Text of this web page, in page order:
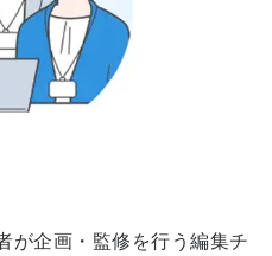
が企画・監修を行う編集チ